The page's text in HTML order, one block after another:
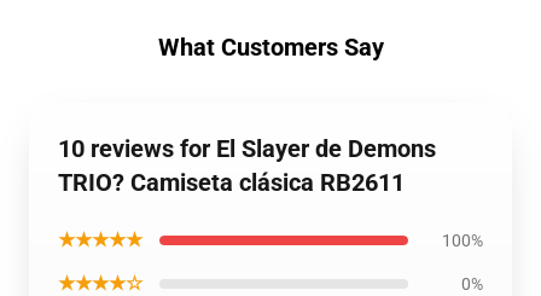
What Customers Say
10 reviews for El Slayer de Demons
TRIO? Camiseta clásica RB2611
★★★★★ 100%
★★★★☆ 0%